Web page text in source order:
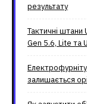
результату
Тактичні штани
Gen 5.6, Lite та
залишається